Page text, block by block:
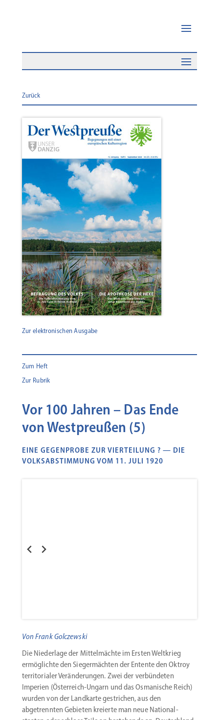
Zurück
Zur elektronischen Ausgabe
Zum Heft
Zur Rubrik
Vor 100 Jahren – Das Ende
von Westpreußen (5)
EINE GEGENPROBE ZUR VIERTEILUNG ? — DIE
VOLKSABSTIMMUNG VOM 11. JULI 1920
Von Frank Golczewski
Die Niederlage der Mittel­mächte im Ersten Weltkrieg
ermög­lichte den Sieger­mächten der Entente den Oktroy
terri­to­rialer Verän­de­rungen. Zwei der verbün­deten
Imperien (Österreich-Ungarn und das Osmanische Reich)
wurden von der Landkarte gestrichen, aus den
abgetrennten Gebieten kreierte man neue Natio­nal­